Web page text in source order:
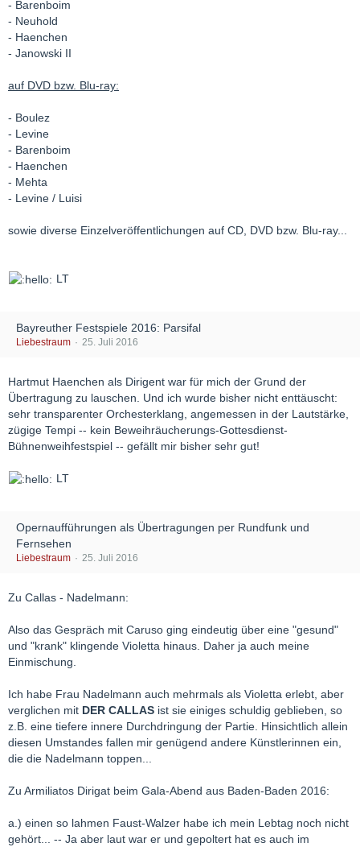
- Barenboim
- Neuhold
- Haenchen
- Janowski II
auf DVD bzw. Blu-ray:
- Boulez
- Levine
- Barenboim
- Haenchen
- Mehta
- Levine / Luisi
sowie diverse Einzelveröffentlichungen auf CD, DVD bzw. Blu-ray...
LT
Bayreuther Festspiele 2016: Parsifal
Liebestraum 25. Juli 2016
Hartmut Haenchen als Dirigent war für mich der Grund der
Übertragung zu lauschen. Und ich wurde bisher nicht enttäuscht:
sehr transparenter Orchesterklang, angemessen in der Lautstärke,
zügige Tempi -- kein Beweihräucherungs-Gottesdienst-
Bühnenweihfestspiel -- gefällt mir bisher sehr gut!
LT
Opernaufführungen als Übertragungen per Rundfunk und
Fernsehen
Liebestraum 25. Juli 2016
Zu Callas - Nadelmann:
Also das Gespräch mit Caruso ging eindeutig über eine "gesund"
und "krank" klingende Violetta hinaus. Daher ja auch meine
Einmischung.
Ich habe Frau Nadelmann auch mehrmals als Violetta erlebt, aber
verglichen mit DER CALLAS ist sie einiges schuldig geblieben, so
z.B. eine tiefere innere Durchdringung der Partie. Hinsichtlich allein
diesen Umstandes fallen mir genügend andere Künstlerinnen ein,
die die Nadelmann toppen...
Zu Armiliatos Dirigat beim Gala-Abend aus Baden-Baden 2016:
a.) einen so lahmen Faust-Walzer habe ich mein Lebtag noch nicht
gehört... -- Ja aber laut war er und gepoltert hat es auch im